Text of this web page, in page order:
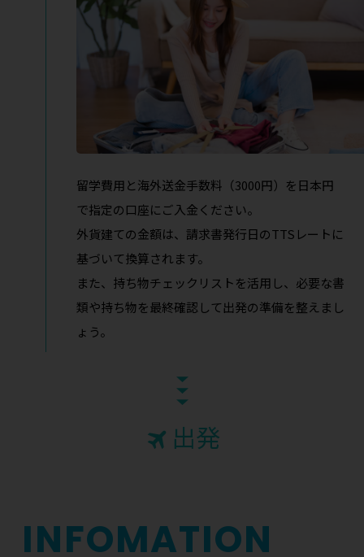
留学費用と海外送金手数料（3000円）を日本円
で指定の口座にご入金ください。
外貨建ての金額は、請求書発行日のTTSレートに
基づいて換算されます。
また、持ち物チェックリストを活用し、必要な書
類や持ち物を最終確認して出発の準備を整えまし
ょう。
出発